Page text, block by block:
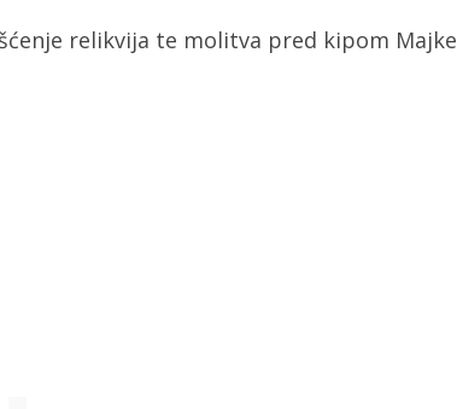
relikvija te molitva pred kipom Majke